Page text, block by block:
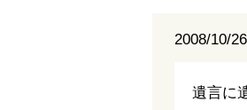
2008/10/26
遺言に